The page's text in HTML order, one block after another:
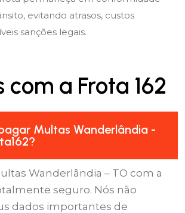
evitando atrasos, custos
sanções legais.
com a Frota 162
Multas Wanderlândia -
Wanderlândia – TO com a
seguro. Nós não
dados importantes de